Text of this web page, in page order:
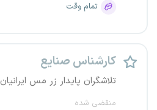
تمام وقت
کارشناس صنایع
تلاشگران پایدار زر مس ایرانیان
منقضی شده